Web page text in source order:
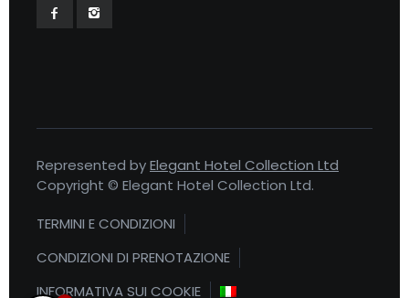
Represented byElegant Hotel Collection Ltd
Copyright © Elegant Hotel Collection Ltd.
TERMINI E CONDIZIONI
CONDIZIONI DI PRENOTAZIONE
INFORMATIVA SUI COOKIE